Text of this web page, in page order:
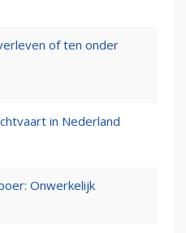
of ten onder
in Nederland
Onwerkelijk